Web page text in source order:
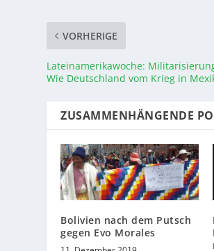
VORHERIGE
Lateinamerikawoche:
Wie Deutschland vom Krieg in
ZUSAMMENHÄNGENDE
Bolivien nach dem Putsch
gegen Evo Morales